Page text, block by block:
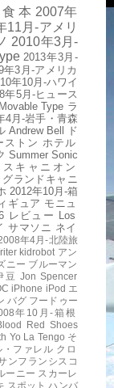
食 本 2007年
11月-アメリ
2010年3月-
2013年3月-
年3月-アメリカ
年10月-ハワイ
年5月-ヒュース
Movable Type ラ
4月-岩手・青森
Andrew Bell
ド
ストン ホテル
Summer Sonic
キャニオン
グランドキャニ
2012年10月-箱
ギュア モニュ
レビュー Los
サマソニ ネイ
年4月-北陸旅
kidrobot アン
ニー ブルーマン
豆 Jon Spencer
iPhone iPod エ
バグ フードゥー
年10月-箱根
Red Shoes
Yo La Tengo そ
・ファレル クロ
ンフランシスコ
ーニー スカーレ
スポット ハンバ